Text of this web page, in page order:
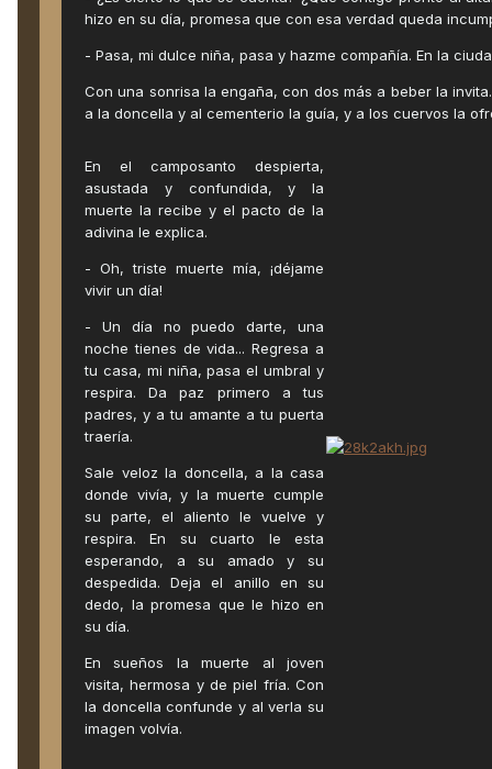
hizo en su día, promesa que con esa verdad queda
- Pasa, mi dulce niña, pasa y hazme compañía. En la
Con una sonrisa la engaña, con dos más a beber la
a la doncella y al cementerio la guía, y a los cuervos la
En el camposanto despierta,
asustada y confundida, y la
muerte la recibe y el pacto de la
adivina le explica.
- Oh, triste muerte mía, ¡déjame
vivir un día!
- Un día no puedo darte, una
noche tienes de vida... Regresa a
tu casa, mi niña, pasa el umbral y
respira. Da paz primero a tus
padres, y a tu amante a tu puerta
traería.
Sale veloz la doncella, a la casa
donde vivía, y la muerte cumple
su parte, el aliento le vuelve y
respira. En su cuarto le esta
esperando, a su amado y su
despedida. Deja el anillo en su
dedo, la promesa que le hizo en
su día.
En sueños la muerte al joven
visita, hermosa y de piel fría. Con
la doncella confunde y al verla su
imagen volvía.